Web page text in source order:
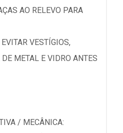
AO RELEVO PARA
VESTÍGIOS,
METAL E VIDRO ANTES
/ MECÂNICA: